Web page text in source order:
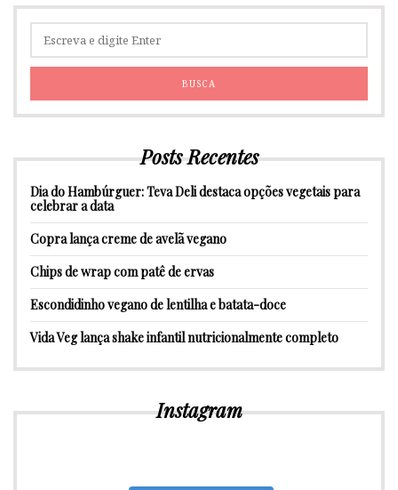
Posts Recentes
Dia do Hambúrguer: Teva Deli destaca opções vegetais para
celebrar a data
Copra lança creme de avelã vegano
Chips de wrap com patê de ervas
Escondidinho vegano de lentilha e batata-doce
Vida Veg lança shake infantil nutricionalmente completo
Instagram